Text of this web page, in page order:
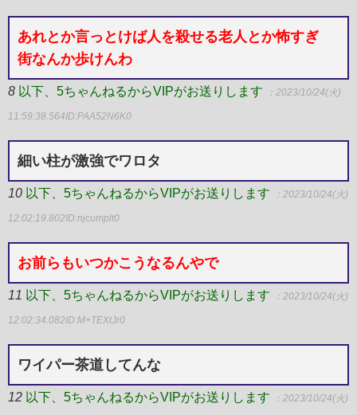
あれとか言っとけば人を殺せる老人とか怖すぎ
街なんか歩けんわ
8 以下、5ちゃんねるからVIPがお送りします ：2023/10/24(火)
11:59:38.564ID:PAA52N6K0
細い柱が激強でワロタ
10 以下、5ちゃんねるからVIPがお送りします ：2023/10/24(火)
12:02:19.802ID:njcumplt0
お前らもいつかこうなるんやで
11 以下、5ちゃんねるからVIPがお送りします ：2023/10/24(火)
12:02:34.082ID:M+TEXtJr0
ワイパー茶道してんな
12 以下、5ちゃんねるからVIPがお送りします ：2023/10/24(火)